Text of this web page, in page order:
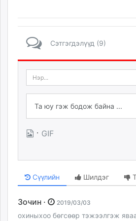
Сэтгэгдэлүүд (9)
· GIF
Сүүлийн Шилдэг
Зочин · 2019/03/03
охиныхоо бөгсөөр тэжээлгэж